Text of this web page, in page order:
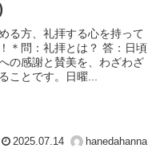
る方、礼拝する心を持って
＊問：礼拝とは？ 答：日頃
の感謝と賛美を、わざわざ
ことです。日曜...
2025.07.14 hanedahanna